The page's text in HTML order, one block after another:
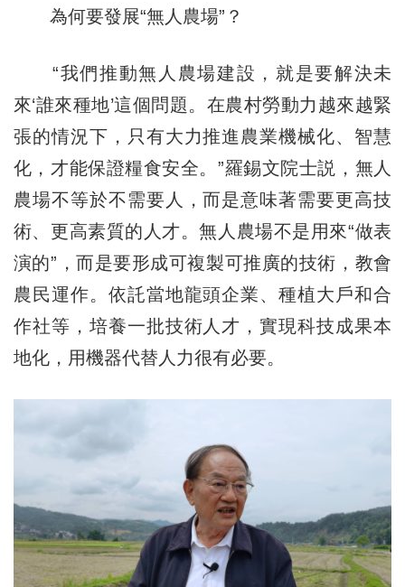
為何要發展“無人農場”？
“我們推動無人農場建設，就是要解決未
來‘誰來種地’這個問題。在農村勞動力越來越緊
張的情況下，只有大力推進農業機械化、智慧
化，才能保證糧食安全。”羅錫文院士説，無人
農場不等於不需要人，而是意味著需要更高技
術、更高素質的人才。無人農場不是用來“做表
演的”，而是要形成可複製可推廣的技術，教會
農民運作。依託當地龍頭企業、種植大戶和合
作社等，培養一批技術人才，實現科技成果本
地化，用機器代替人力很有必要。